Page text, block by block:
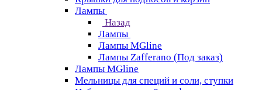
Лампы
Назад
Лампы
Лампы MGline
Лампы Zafferano (Под заказ)
Лампы MGline
Мельницы для специй и соли, ступки